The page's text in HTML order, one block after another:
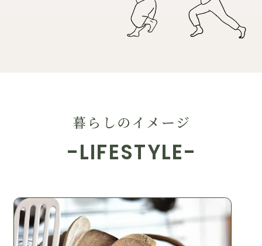
暮らしのイメージ
-LIFESTYLE-